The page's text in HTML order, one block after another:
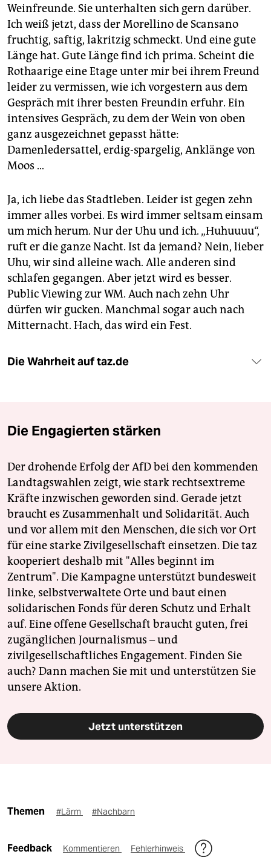
Weinfreunde. Sie unterhalten sich gern darüber.
Ich weiß jetzt, dass der Morellino de Scansano
fruchtig, saftig, lakritzig schmeckt. Und eine gute
Länge hat. Gute Länge find ich prima. Scheint die
Rothaarige eine Etage unter mir bei ihrem Freund
leider zu vermissen, wie ich vorgestern aus dem
Gespräch mit ihrer besten Freundin erfuhr. Ein
intensives Gespräch, zu dem der Wein von oben
ganz ausgezeichnet gepasst hätte:
Damenledersattel, erdig-spargelig, Anklänge von
Moos …
Ja, ich liebe das Stadtleben. Leider ist gegen zehn
immer alles vorbei. Es wird immer seltsam einsam
um mich herum. Nur der Uhu und ich. „Huhuuuu“,
ruft er die ganze Nacht. Ist da jemand? Nein, lieber
Uhu, wir sind alleine wach. Alle anderen sind
schlafen gegangen. Aber jetzt wird es besser.
Public Viewing zur WM. Auch nach zehn Uhr
dürfen wir gucken. Manchmal sogar auch nach
Mitternacht. Hach, das wird ein Fest.
Die Wahrheit auf taz.de
Die Engagierten stärken
Der drohende Erfolg der AfD bei den kommenden
Landtagswahlen zeigt, wie stark rechtsextreme
Kräfte inzwischen geworden sind. Gerade jetzt
braucht es Zusammenhalt und Solidarität. Auch
und vor allem mit den Menschen, die sich vor Ort
für eine starke Zivilgesellschaft einsetzen. Die taz
kooperiert deshalb mit "Alles beginnt im
Zentrum". Die Kampagne unterstützt bundesweit
linke, selbstverwaltete Orte und baut einen
solidarischen Fonds für deren Schutz und Erhalt
auf. Eine offene Gesellschaft braucht guten, frei
zugänglichen Journalismus – und
zivilgesellschaftliches Engagement. Finden Sie
auch? Dann machen Sie mit und unterstützen Sie
unsere Aktion.
Jetzt unterstützen
Themen #Lärm #Nachbarn
Feedback Kommentieren Fehlerhinweis